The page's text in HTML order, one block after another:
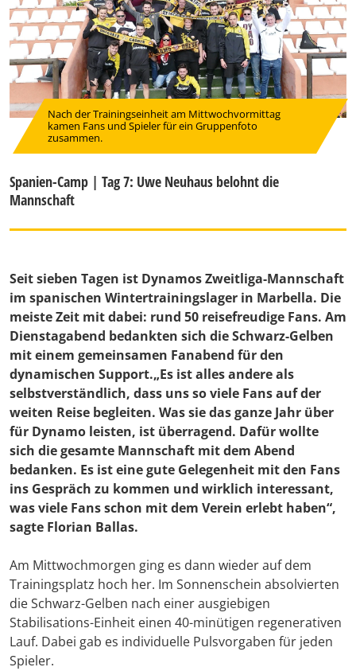
Nach der Trainingseinheit am Mittwochvormittag
kamen Fans und Spieler für ein Gruppenfoto
zusammen.
Spanien-Camp | Tag 7: Uwe Neuhaus belohnt die
Mannschaft
Seit sieben Tagen ist Dynamos Zweitliga-Mannschaft
im spanischen Wintertrainingslager in Marbella. Die
meiste Zeit mit dabei: rund 50 reisefreudige Fans. Am
Dienstagabend bedankten sich die Schwarz-Gelben
mit einem gemeinsamen Fanabend für den
dynamischen Support.„Es ist alles andere als
selbstverständlich, dass uns so viele Fans auf der
weiten Reise begleiten. Was sie das ganze Jahr über
für Dynamo leisten, ist überragend. Dafür wollte
sich die gesamte Mannschaft mit dem Abend
bedanken. Es ist eine gute Gelegenheit mit den Fans
ins Gespräch zu kommen und wirklich interessant,
was viele Fans schon mit dem Verein erlebt haben“,
sagte Florian Ballas.
Am Mittwochmorgen ging es dann wieder auf dem
Trainingsplatz hoch her. Im Sonnenschein absolvierten
die Schwarz-Gelben nach einer ausgiebigen
Stabilisations-Einheit einen 40-minütigen regenerativen
Lauf. Dabei gab es individuelle Pulsvorgaben für jeden
Spieler.